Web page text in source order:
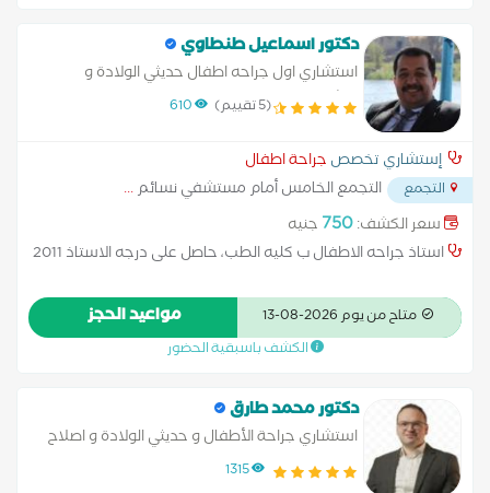
دكتور اسماعيل طنطاوي
استشاري اول جراحه اطفال حديثي الولادة و
التشوهات الخلقيه
(5 تقييم) 610
إستشاري تخصص جراحة اطفال
التجمع التجمع الخامس أمام مستشفي نسائم...
سعر الكشف:750 جنيه
استاذ جراحه الاطفال ب كليه الطب، حاصل على درجه الاستاذ 2011
متاح من يوم 2026-08-13 مواعيد الحجز
الكشف باسبقية الحضور
دكتور محمد طارق
استشاري جراحة الأطفال و حديثي الولادة و اصلاح
العيوب الخلقية 1315